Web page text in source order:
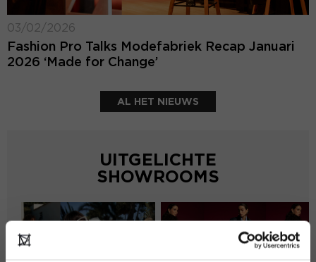
03/02/2026
Fashion Pro Talks Modefabriek Recap Januari
2026 ‘Made for Change’
AL HET NIEUWS
UITGELICHTE
SHOWROOMS